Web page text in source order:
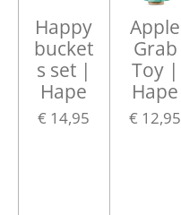
Happy
bucket
s set |
Hape
€ 14,95
Apple
Grab
Toy |
Hape
€ 12,95